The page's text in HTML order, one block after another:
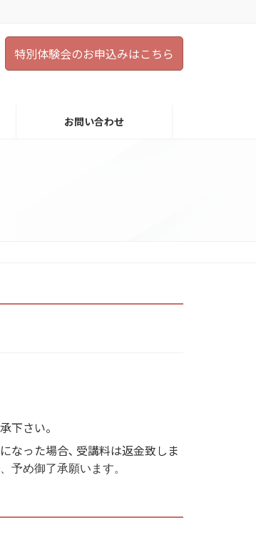
特別体験会のお申込みはこちら
お問い合わせ
下さい。
なった場合､ 受講料は返金致しま
予め御了承願います。